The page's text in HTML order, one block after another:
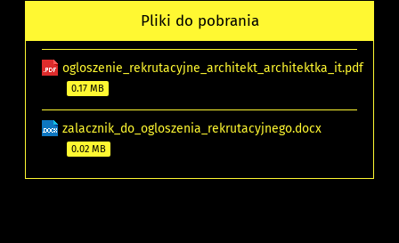
Pliki do pobrania
ogloszenie_rekrutacyjne_architekt_architektka_it.pdf
0.17 MB
zalacznik_do_ogloszenia_rekrutacyjnego.docx
0.02 MB